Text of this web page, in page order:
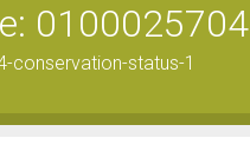
0100025704
conservation-status-1